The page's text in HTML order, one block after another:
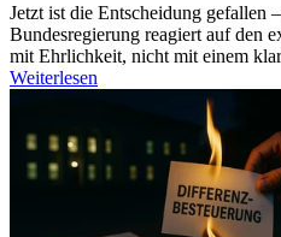
Jetzt ist die Entscheidung gefallen
Bundesregierung reagiert auf den
mit Ehrlichkeit, nicht mit einem
Weiterlesen